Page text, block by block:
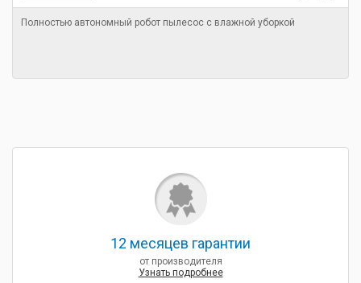
Полностью автономный робот пылесос с влажной уборкой
12 месяцев гарантии
от производителя
Узнать подробнее